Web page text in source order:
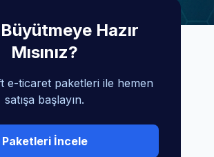
Hazır
Mısınız?
e-ticaret paketleri ile hemen
satışa başlayın.
Paketleri İncele